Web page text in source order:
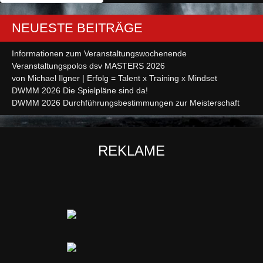
NEUESTE BEITRÄGE
Informationen zum Veranstaltungswochenende
Veranstaltungspolos dsv MASTERS 2026
von Michael Ilgner | Erfolg = Talent x Training x Mindset
DWMM 2026 Die Spielpläne sind da!
DWMM 2026 Durchführungsbestimmungen zur Meisterschaft
REKLAME